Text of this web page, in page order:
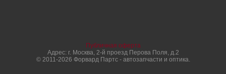
Публичная оферта
Адрес: г. Москва, 2-й проезд Перова Поля, д.2
© 2011-2026 Форвард Партс - автозапчасти и оптика.